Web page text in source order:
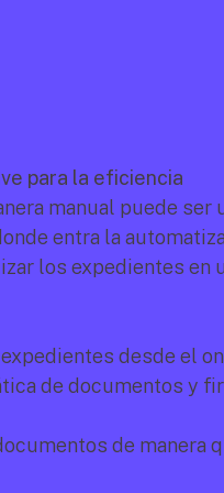
para la eficiencia
manual puede ser
entra la
los expedientes en
desde el
de documentos y
de manera